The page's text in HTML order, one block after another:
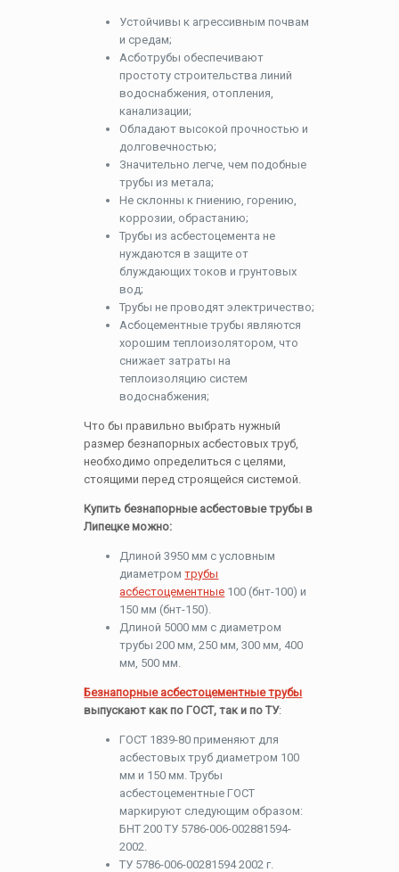
Устойчивы к агрессивным почвам
и средам;
Асботрубы обеспечивают
простоту строительства линий
водоснабжения, отопления,
канализации;
Обладают высокой прочностью и
долговечностью;
Значительно легче, чем подобные
трубы из метала;
Не склонны к гниению, горению,
коррозии, обрастанию;
Трубы из асбестоцемента не
нуждаются в защите от
блуждающих токов и грунтовых
вод;
Трубы не проводят электричество;
Асбоцементные трубы являются
хорошим теплоизолятором, что
снижает затраты на
теплоизоляцию систем
водоснабжения;
Что бы правильно выбрать нужный
размер безнапорных асбестовых труб,
необходимо определиться с целями,
стоящими перед строящейся системой.
Купить безнапорные асбестовые трубы в
Липецке можно:
Длиной 3950 мм с условным
диаметромтрубы
асбестоцементные 100 (бнт-100) и
150 мм (бнт-150).
Длиной 5000 мм с диаметром
трубы 200 мм, 250 мм, 300 мм, 400
мм, 500 мм.
Безнапорные асбестоцементные трубы
выпускают как по ГОСТ, так и по ТУ:
ГОСТ 1839-80 применяют для
асбестовых труб диаметром 100
мм и 150 мм. Трубы
асбестоцементные ГОСТ
маркируют следующим образом:
БНТ 200 ТУ 5786-006-002881594-
2002.
ТУ 5786-006-00281594 2002 г.